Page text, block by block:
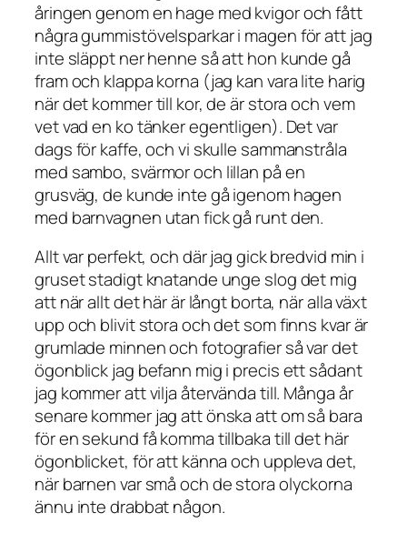
åringen genom en hage med kvigor och fått
några gummistövelsparkar i magen för att jag
inte släppt ner henne så att hon kunde gå
fram och klappa korna (jag kan vara lite harig
när det kommer till kor, de är stora och vem
vet vad en ko tänker egentligen). Det var
dags för kaffe, och vi skulle sammanstråla
med sambo, svärmor och lillan på en
grusväg, de kunde inte gå igenom hagen
med barnvagnen utan fick gå runt den.
Allt var perfekt, och där jag gick bredvid min i
gruset stadigt knatande unge slog det mig
att när allt det här är långt borta, när alla växt
upp och blivit stora och det som finns kvar är
grumlade minnen och fotografier så var det
ögonblick jag befann mig i precis ett sådant
jag kommer att vilja återvända till. Många år
senare kommer jag att önska att om så bara
för en sekund få komma tillbaka till det här
ögonblicket, för att känna och uppleva det,
när barnen var små och de stora olyckorna
ännu inte drabbat någon.